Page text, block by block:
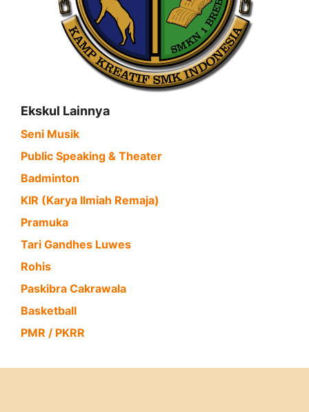
Ekskul Lainnya
Seni Musik
Public Speaking & Theater
Badminton
KIR (Karya Ilmiah Remaja)
Pramuka
Tari Gandhes Luwes
Rohis
Paskibra Cakrawala
Basketball
PMR / PKRR